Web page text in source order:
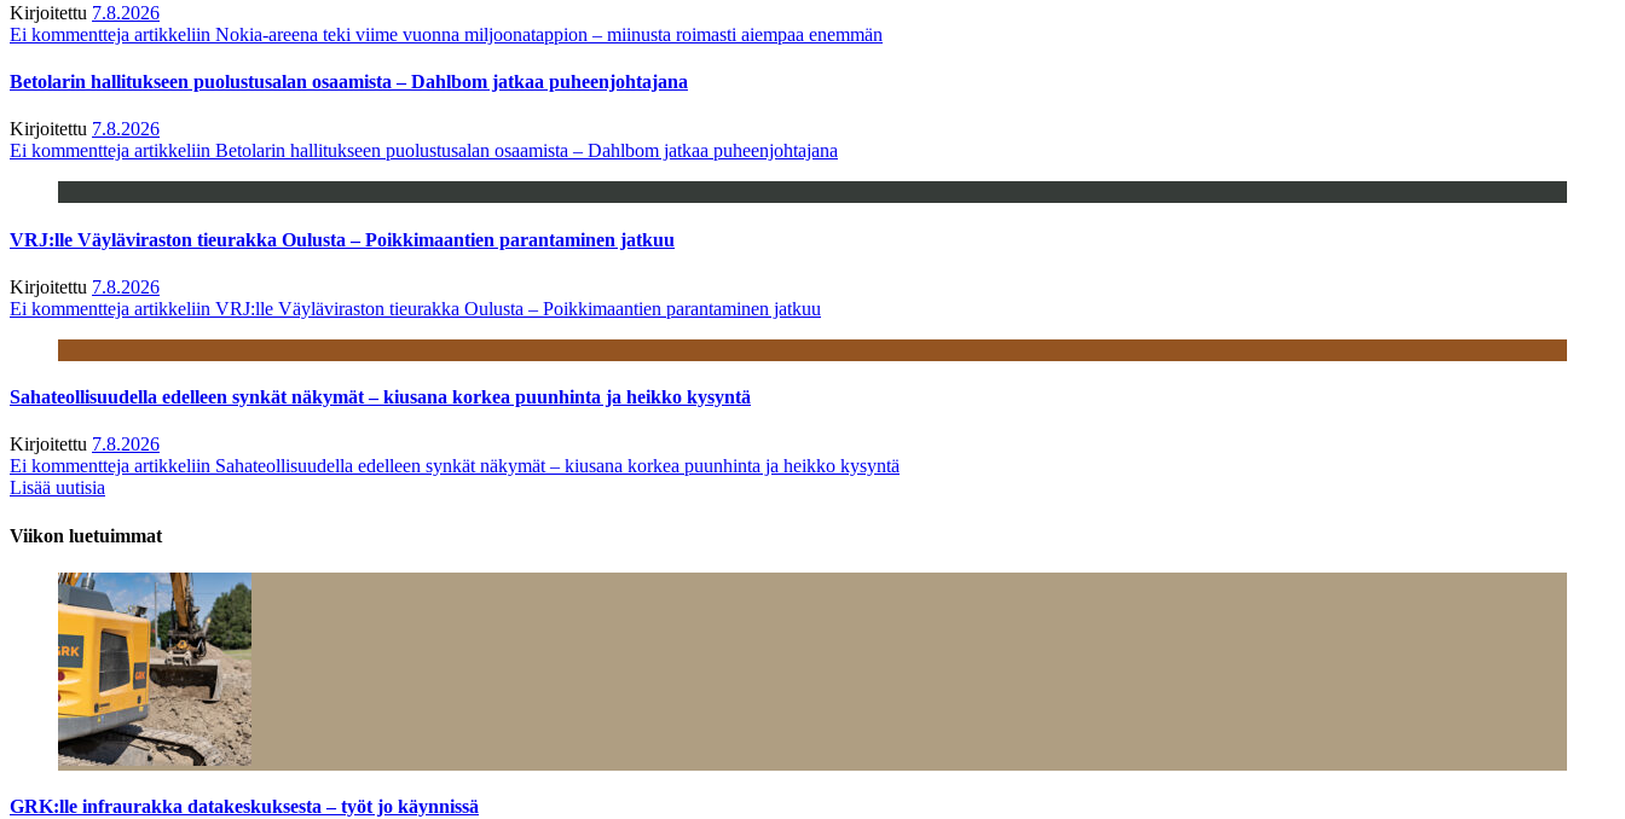
Kirjoitettu 7.8.2026
Ei kommentteja artikkeliin Nokia-areena teki viime vuonna miljoonatappion – miinusta roimasti aiempaa enemmän
Betolarin hallitukseen puolustusalan osaamista – Dahlbom jatkaa puheenjohtajana
Kirjoitettu 7.8.2026
Ei kommentteja artikkeliin Betolarin hallitukseen puolustusalan osaamista – Dahlbom jatkaa puheenjohtajana
VRJ:lle Väyläviraston tieurakka Oulusta – Poikkimaantien parantaminen jatkuu
Kirjoitettu 7.8.2026
Ei kommentteja artikkeliin VRJ:lle Väyläviraston tieurakka Oulusta – Poikkimaantien parantaminen jatkuu
Sahateollisuudella edelleen synkät näkymät – kiusana korkea puunhinta ja heikko kysyntä
Kirjoitettu 7.8.2026
Ei kommentteja artikkeliin Sahateollisuudella edelleen synkät näkymät – kiusana korkea puunhinta ja heikko kysyntä
Lisää uutisia
Viikon luetuimmat
GRK:lle infraurakka datakeskuksesta – työt jo käynnissä